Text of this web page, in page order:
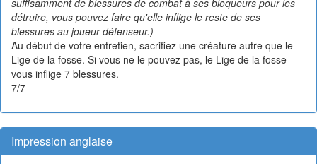
détruire, vous pouvez faire qu'elle inflige le reste de ses
blessures au joueur défenseur.)
Au début de votre entretien, sacrifiez une créature autre que le
Lige de la fosse. Si vous ne le pouvez pas, le Lige de la fosse
vous inflige 7 blessures.
7/7
Impression anglaise